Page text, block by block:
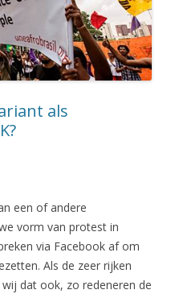
als
een of andere
vorm van protest in
via Facebook af om
Als de zeer rijken
dat ook, zo redeneren de